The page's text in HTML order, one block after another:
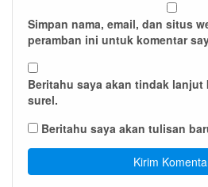
Simpan nama, email, dan situs
peramban ini untuk komentar
Beritahu saya akan tindak lanjut
surel.
Beritahu saya akan tulisan